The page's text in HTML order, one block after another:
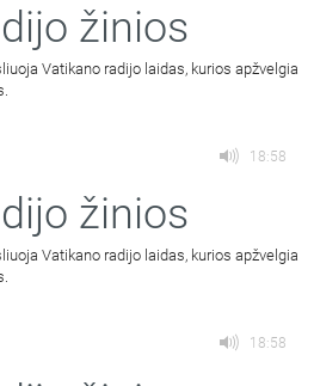
žinios
Vatikano radijo laidas, kurios apžvelgia
18:58
žinios
Vatikano radijo laidas, kurios apžvelgia
18:58